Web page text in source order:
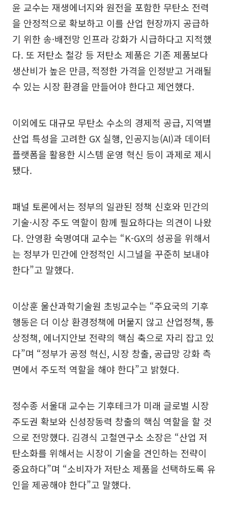
윤 교수는 재생에너지와 원전을 포함한 무탄소 전력
을 안정적으로 확보하고 이를 산업 현장까지 공급하
기 위한 송·배전망 인프라 강화가 시급하다고 지적했
다. 또 저탄소 철강 등 저탄소 제품은 기존 제품보다
생산비가 높은 만큼, 적정한 가격을 인정받고 거래될
수 있는 시장 환경을 만들어야 한다고 제언했다.
이외에도 대규모 무탄소 수소의 경제적 공급, 지역별
산업 특성을 고려한 GX 실행, 인공지능(AI)과 데이터
플랫폼을 활용한 시스템 운영 혁신 등이 과제로 제시
됐다.
패널 토론에서는 정부의 일관된 정책 신호와 민간의
기술·시장 주도 역할이 함께 필요하다는 의견이 나왔
다. 안영환 숙명여대 교수는 “K-GX의 성공을 위해서
는 정부가 민간에 안정적인 시그널을 꾸준히 보내야
한다”고 말했다.
이상훈 울산과학기술원 초빙교수는 “주요국의 기후
행동은 더 이상 환경정책에 머물지 않고 산업정책, 통
상정책, 에너지안보 전략의 핵심 축으로 자리 잡고 있
다”며 “정부가 공정 혁신, 시장 창출, 공급망 강화 측
면에서 주도적 역할을 해야 한다”고 밝혔다.
정수종 서울대 교수는 기후테크가 미래 글로벌 시장
주도권 확보와 신성장동력 창출의 핵심 역할을 할 것
으로 전망했다. 김경식 고철연구소 소장은 “산업 저
탄소화를 위해서는 시장이 기술을 견인하는 전략이
중요하다”며 “소비자가 저탄소 제품을 선택하도록 유
인을 제공해야 한다”고 말했다.